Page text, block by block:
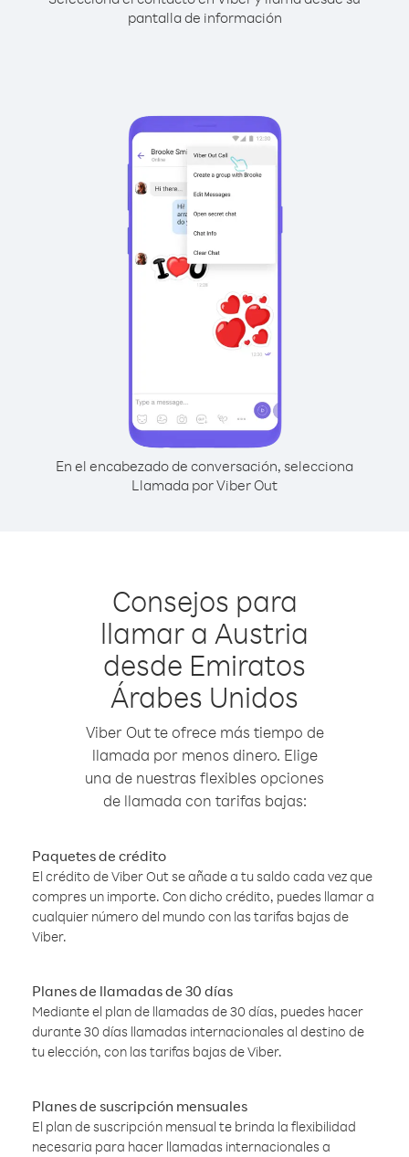
pantalla de información
En el encabezado de conversación, selecciona
Llamada por Viber Out
Consejos para
llamar a Austria
desde Emiratos
Árabes Unidos
Viber Out te ofrece más tiempo de
llamada por menos dinero. Elige
una de nuestras flexibles opciones
de llamada con tarifas bajas:
Paquetes de crédito
El crédito de Viber Out se añade a tu saldo cada vez que
compres un importe. Con dicho crédito, puedes llamar a
cualquier número del mundo con las tarifas bajas de
Viber.
Planes de llamadas de 30 días
Mediante el plan de llamadas de 30 días, puedes hacer
durante 30 días llamadas internacionales al destino de
tu elección, con las tarifas bajas de Viber.
Planes de suscripción mensuales
El plan de suscripción mensual te brinda la flexibilidad
necesaria para hacer llamadas internacionales a